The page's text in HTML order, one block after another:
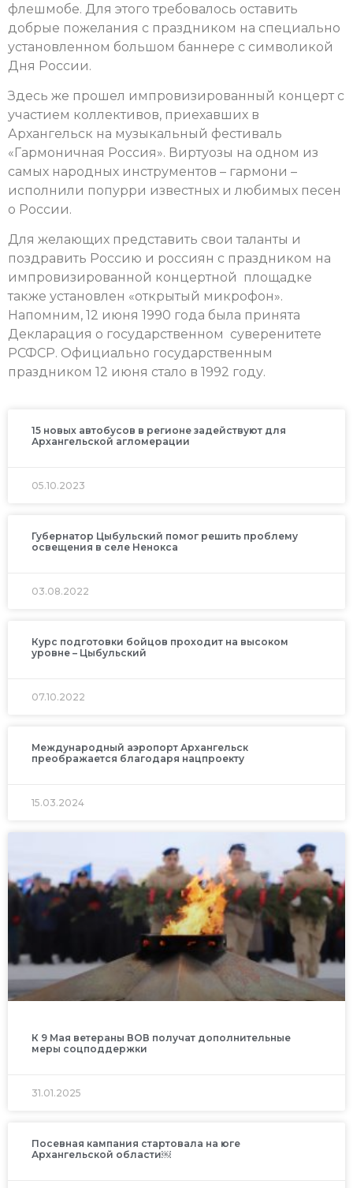
флешмобе. Для этого требовалось оставить
добрые пожелания с праздником на специально
установленном большом баннере с символикой
Дня России.
Здесь же прошел импровизированный концерт с
участием коллективов, приехавших в
Архангельск на музыкальный фестиваль
«Гармоничная Россия». Виртуозы на одном из
самых народных инструментов – гармони –
исполнили попурри известных и любимых песен
о России.
Для желающих представить свои таланты и
поздравить Россию и россиян с праздником на
импровизированной концертной площадке
также установлен «открытый микрофон».
Напомним, 12 июня 1990 года была принята
Декларация о государственном суверенитете
РСФСР. Официально государственным
праздником 12 июня стало в 1992 году.
15 новых автобусов в регионе задействуют для
Архангельской агломерации
05.10.2023
Губернатор Цыбульский помог решить проблему
освещения в селе Ненокса
03.08.2022
Курс подготовки бойцов проходит на высоком
уровне – Цыбульский
07.10.2022
Международный аэропорт Архангельск
преображается благодаря нацпроекту
15.03.2024
К 9 Мая ветераны ВОВ получат дополнительные
меры соцподдержки
31.01.2025
Посевная кампания стартовала на юге
Архангельской области￼